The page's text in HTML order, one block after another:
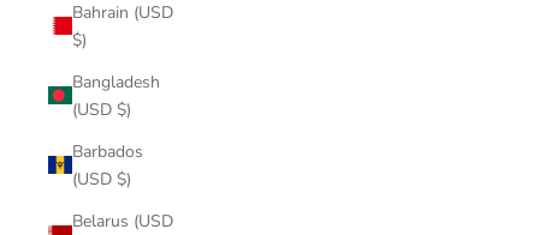
Bahrain (USD
$)
Bangladesh
(USD $)
Barbados
(USD $)
Belarus (USD